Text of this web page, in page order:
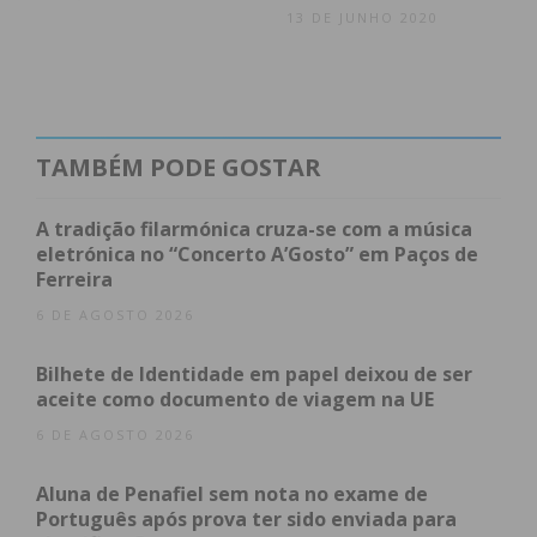
casa.
Ative uma câmara de vigilância: As câmaras
de vigilância são uma segurança extra,
sobretudo porque hoje em dia podem ser
monitorizadas à distância. Assim, através de
quem está perto da nossa casa ou nas
Instalar luzes exteriores de presença com
TAMBÉM PODE GOSTAR
A tradição filarmónica cruza-se com a música
eletrónica no “Concerto A’Gosto” em Paços de
Ferreira
6 DE AGOSTO 2026
Bilhete de Identidade em papel deixou de ser
aceite como documento de viagem na UE
6 DE AGOSTO 2026
Aluna de Penafiel sem nota no exame de
Português após prova ter sido enviada para